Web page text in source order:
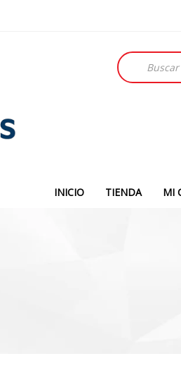
Búsqueda
de
productos
INICIO TIENDA MI